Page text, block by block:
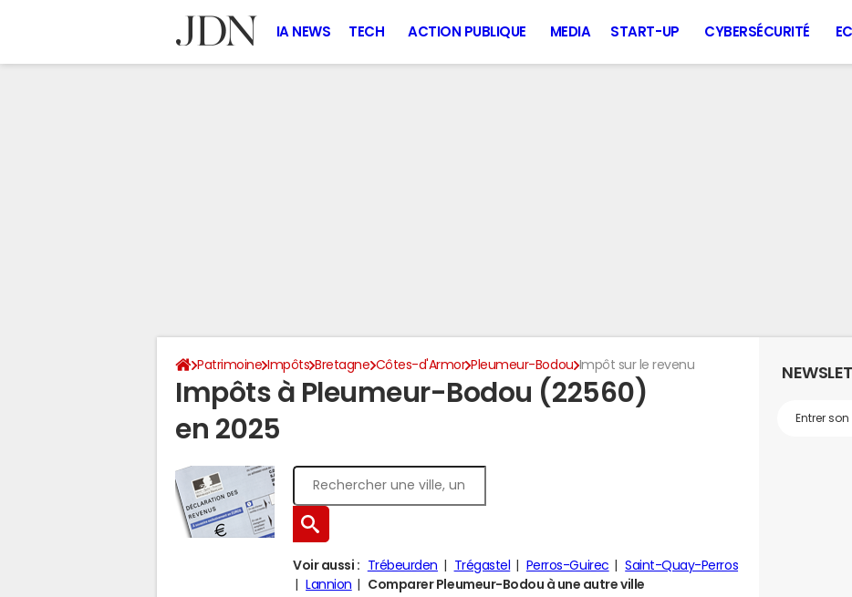
IA NEWS TECH ACTION PUBLIQUE MEDIA START-UP CYBERSÉCURITÉ
Patrimoine Impôts Bretagne Côtes-d'Armor Pleumeur-Bodou Impôt sur le revenu
Impôts à Pleumeur-Bodou (22560)
en 2025
Voir aussi : Trébeurden Trégastel Perros-Guirec
Saint-Quay-Perros
Lannion
Comparer Pleumeur-Bodou à une autre ville